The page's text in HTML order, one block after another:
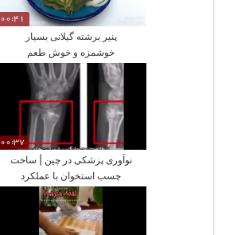
00:41
پنیر برشته گیلانی بسیار
خوشمزه و خوش طعم
00:37
نوآوری پزشکی در چین | ساخت
چسب استخوان با عملکرد
فوق‌العاده